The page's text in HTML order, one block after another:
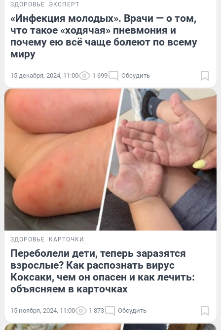
ЗДОРОВЬЕ ЭКСПЕРТ
«Инфекция молодых». Врачи — о том,
что такое «ходячая» пневмония и
почему ею всё чаще болеют по всему
миру
15 декабря, 2024, 11:00 1 699 Обсудить
ЗДОРОВЬЕ КАРТОЧКИ
Переболели дети, теперь заразятся
взрослые? Как распознать вирус
Коксаки, чем он опасен и как лечить:
объясняем в карточках
15 ноября, 2024, 11:00 1 873 Обсудить